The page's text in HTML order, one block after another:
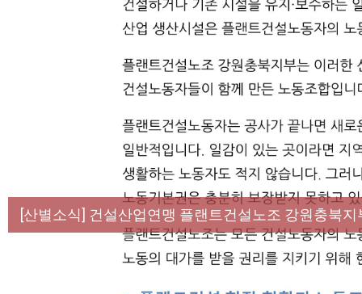
[성명] 막을 수 있었던 죽음, HL만도가 책임져라 : 청
[산별소식] 건설산업연맹 플랜트건설노조 강원충북지
[강릉,속초,원주,춘천] 폭염감시단 사업 이모저모
[조합원☆인터뷰] 서비스연맹 전국학교비정규직노동
[본부소식] 강원지역 노동자 합창단 모임